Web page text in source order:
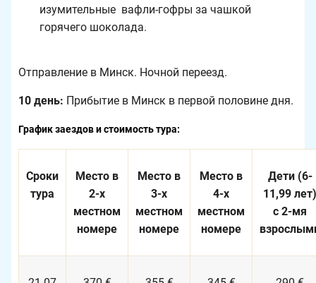
изумительные вафли-гофры за чашкой
горячего шоколада.
Отправление в Минск. Ночной переезд.
10 день: Прибытие в Минск в первой половине дня.
График заездов и стоимость тура:
Сроки
тура
Место в
2-х
местном
номере
Место в
3-х
местном
номере
Место в
4-х
местном
номере
Дети (6-
11,99 лет)
с 2-мя